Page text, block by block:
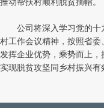
推动帮扶村顺利脱贫摘帽。
公司将深入学习党的
村工作会议精神，按照省委
发挥企业优势，乘势而上，
实现脱贫攻坚同乡村振兴有